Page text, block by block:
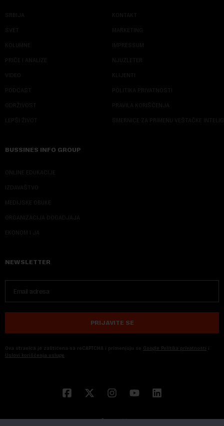
SRBIJA
SVET
KOLUMNE
PRIČE I ANALIZE
VIDEO
PODCAST
ODRŽIVOST
LEPŠI ŽIVOT
KONTAKT
MARKETING
IMPRESSUM
NJUZLETER
KLIJENTI
POLITIKA PRIVATNOSTI
PRAVILA KORIŠĆENJA
SMERNICE ZA PRIMENU VEŠTAČKE
BUSSINES INFO GROUP
ONLINE EDUKACIJE
IZDAVAŠTVO
MEDIJSKE OBUKE
ORGANIZACIJA DOGADJAJA
EKONOM I JA
NEWSLETTER
PRIJAVITE SE
Ova stranica je zaštićena sa reCAPTCHA i primenjuju se Google Politika privatnosti i
Uslovi korišćenja usluge